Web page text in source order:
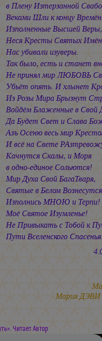
в Плену Изтерзанной
Веками Шли к концу
Изполненные Высшей Веры,
Неся Кресты Святых
Нас убивали изуверы.
Так было, есть и станет
Не принял мир ЛЮБОВЬ
Убьёт опять. И хлынет
Из Розы Мира Брызнут
Войдём Блаженные в Свой
Да Будет Свет и Слава
Азъ Осеню весь мир
И всё на Свете
Качнутся Скалы, и Моря
в одно-единое Сольются!
Мир Духа Свой БагаТваря,
Святые в Белом
Изполнись МНОЮ и Терпи!
Моё Святое Изумленье!
Не Привыкать с Тобой к
Пути Вселенского
Мария
Читает Автор